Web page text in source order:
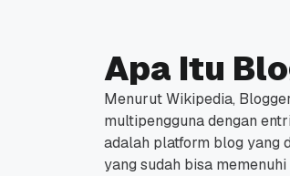
Apa Itu
Menurut Wikipedia,
multipengguna dengan
adalah platform blog yang
yang sudah bisa